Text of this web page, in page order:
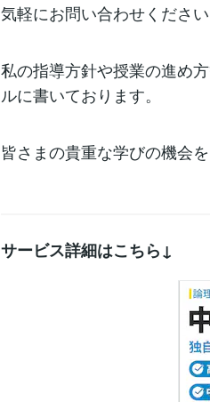
気軽にお問い合わせください
私の指導方針や授業の進め
ルに書いております。
皆さまの貴重な学びの機会
サービス詳細はこちら↓